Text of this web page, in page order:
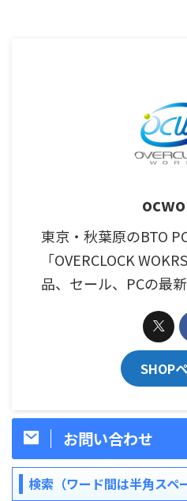
東京・秋葉原のBTO
「OVERCLOCK
品、セール、PCの最
SHOP
お問い合わせ
検索（ワード間は半角スペ